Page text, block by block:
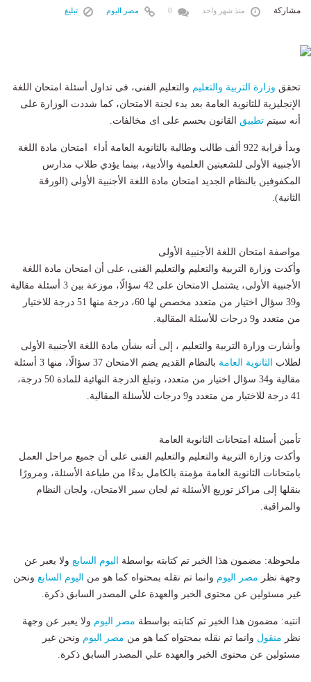
مشاركة منذ شهر واحد مصر اليوم تبليغ
تحقق وزارة التربية والتعليم والتعليم الفنى، فى تداول أسئلة امتحان اللغة
الإنجليزية للثانوية العامة بعد بدء لجنة الامتحان، كما شددت الوزارة على
أنه سيتم تطبيق القانون بحسم على اى مخالفات.
وبدأ قرابة 922 ألف طالب وطالبة بالثانوية العامة أداء امتحان مادة اللغة
الأجنبية الأولى للشعبتين العلمية والأدبية، بينما يؤدي طلاب مدارس
المكفوفين بالنظام الجديد امتحان مادة اللغة الأجنبية الأولى (الورقة
الثانية).
مواصفة امتحان اللغة الأجنبية الأولى
وأكدت وزارة التربية والتعليم والتعليم الفنى، على أن امتحان مادة اللغة
الأجنبية الأولى، يشتمل الامتحان على 42 سؤالًا، موزعة بين 3 أسئلة مقالية
و39 سؤال اختيار من متعدد مخصص لها 60، درجة منها 51 درجة للاختيار
من متعدد و9 درجات للأسئلة المقالية.
وأشارت وزارة التربية والتعليم ، إلى أنه بشأن مادة اللغة الأجنبية الأولى
لطلاب
الثانوية العامة
بالنظام القديم يضم الامتحان 37 سؤالًا، منها 3 أسئلة
مقالية و34 سؤال اختيار من متعدد، وتبلغ الدرجة النهائية للمادة 50 درجة،
41 درجة للاختيار من متعدد و9 درجات للأسئلة المقالية.
تأمين أسئلة امتحانات الثانوية العامة
وأكدت وزارة التربية والتعليم والتعليم الفنى على أن جميع مراحل العمل
بامتحانات الثانوية العامة مؤمنة بالكامل بدءًا من طباعة الأسئلة، ومرورًا
بنقلها إلى مراكز توزيع الأسئلة ثم لجان سير الامتحان، ولجان النظام
والمراقبة.
ملحوظة: مضمون هذا الخبر تم كتابته بواسطة اليوم السابع ولا يعبر عن
وجهة نظر مصر اليوم وانما تم نقله بمحتواه كما هو من اليوم السابع ونحن
غير مسئولين عن محتوى الخبر والعهدة علي المصدر السابق ذكرة.
انتبه: مضمون هذا الخبر تم كتابته بواسطة مصر اليوم ولا يعبر عن وجهة
نظر منقول وانما تم نقله بمحتواه كما هو من مصر اليوم ونحن غير
مسئولين عن محتوى الخبر والعهدة علي المصدر السابق ذكرة.